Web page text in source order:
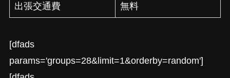
出張交通費 無料
[dfads
params='groups=28&limit=1&orderby=random']